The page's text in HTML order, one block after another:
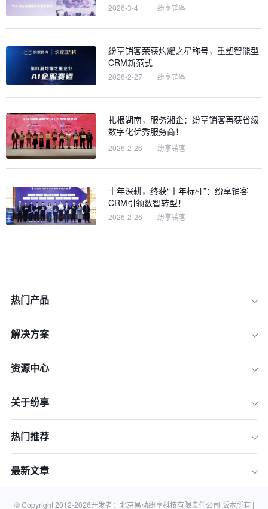
二、征程万里风正劲，敢立潮头启新章
2026-3-4 | 纷享销客
纷享销客荣获灼耀之星称号，重塑智能型
CRM新范式
2026-2-27 | 纷享销客
扎根湖南，服务湘企：纷享销客再获省级
数字化优秀服务商！
2026-2-26 | 纷享销客
十年深耕，终获“十年标杆”：纷享销客
CRM引领数智转型！
2026-2-26 | 纷享销客
热门产品
解决方案
资源中心
关于纷享
热门推荐
最新文章
© Copyright 2012-2026开发者：北京易动纷享科技有限责任公司 版本所有 |